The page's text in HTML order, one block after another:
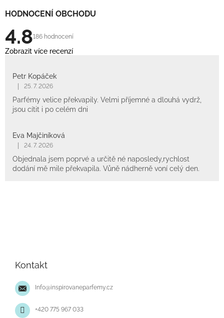
HODNOCENÍ OBCHODU
4.8186 hodnocení
Zobrazit více recenzí
Petr Kopáček
25. 7. 2026
Parfémy velice překvapily. Velmi příjemné a dlouhá vydrž,
jsou cítit i po celém dni
Eva Majčiníková
24. 7. 2026
Objednala jsem poprvé a určitě né naposledy,rychlost
dodání mě mile překvapila. Vůně nádherně voní celý den.
Kontakt
Info@inspirovaneparfemy.cz
+420 775 967 033